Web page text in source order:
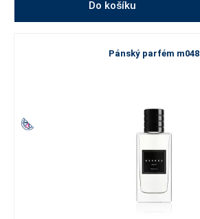
Do košíku
Pánský parfém m048